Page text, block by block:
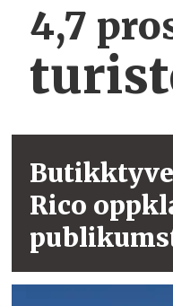
4,7
Rico